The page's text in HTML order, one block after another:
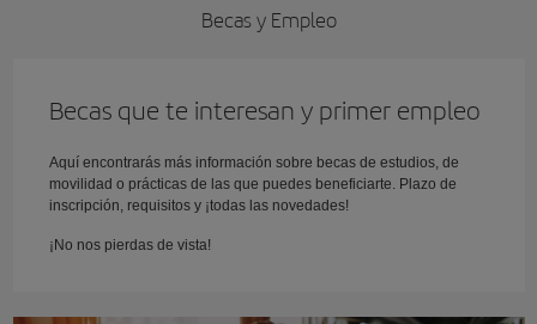
Becas y Empleo
Becas que te interesan y primer empleo
Aquí encontrarás más información sobre becas de estudios, de
movilidad o prácticas de las que puedes beneficiarte. Plazo de
inscripción, requisitos y ¡todas las novedades!
¡No nos pierdas de vista!